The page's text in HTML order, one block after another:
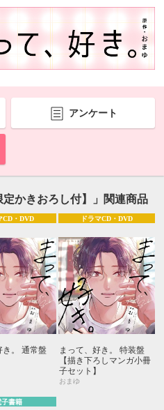
アンケート
定かきおろし付】」関連商品
CD・DVD
き。 通常盤
ドラマCD・DVD
まって、好き。 特装盤
【描き下ろしマンガ小冊
子セット】
おまゆ
子書籍